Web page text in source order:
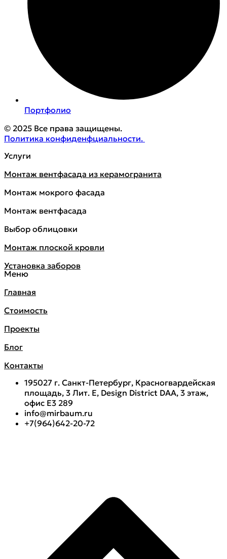
Портфолио
© 2025 Все права защищены.
Политика конфиденфциальности.
Услуги
Монтаж вентфасада из керамогранита
Монтаж мокрого фасада
Монтаж вентфасада
Выбор облицовки
Монтаж плоской кровли
Установка заборов
Меню
Главная
Стоимость
Проекты
Блог
Контакты
195027 г. Санкт-Петербург, Красногвардейская
площадь, 3 Лит. Е, Design District DAA, 3 этаж,
офис Е3 289
info@mirbaum.ru
+7(964)642-20-72